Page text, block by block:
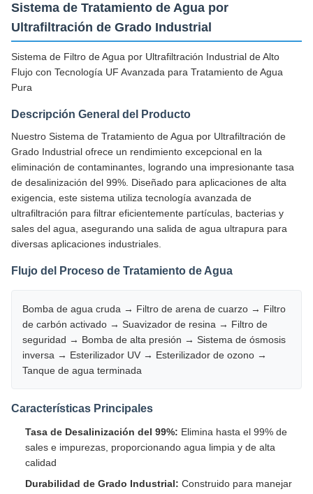
Sistema de Tratamiento de Agua por
Ultrafiltración de Grado Industrial
Sistema de Filtro de Agua por Ultrafiltración Industrial de Alto
Flujo con Tecnología UF Avanzada para Tratamiento de Agua
Pura
Descripción General del Producto
Nuestro Sistema de Tratamiento de Agua por Ultrafiltración de
Grado Industrial ofrece un rendimiento excepcional en la
eliminación de contaminantes, logrando una impresionante tasa
de desalinización del 99%. Diseñado para aplicaciones de alta
exigencia, este sistema utiliza tecnología avanzada de
ultrafiltración para filtrar eficientemente partículas, bacterias y
sales del agua, asegurando una salida de agua ultrapura para
diversas aplicaciones industriales.
Flujo del Proceso de Tratamiento de Agua
Bomba de agua cruda → Filtro de arena de cuarzo → Filtro
de carbón activado → Suavizador de resina → Filtro de
seguridad → Bomba de alta presión → Sistema de ósmosis
inversa → Esterilizador UV → Esterilizador de ozono →
Tanque de agua terminada
Características Principales
Tasa de Desalinización del 99%: Elimina hasta el 99% de
sales e impurezas, proporcionando agua limpia y de alta
calidad
Durabilidad de Grado Industrial: Construido para manejar